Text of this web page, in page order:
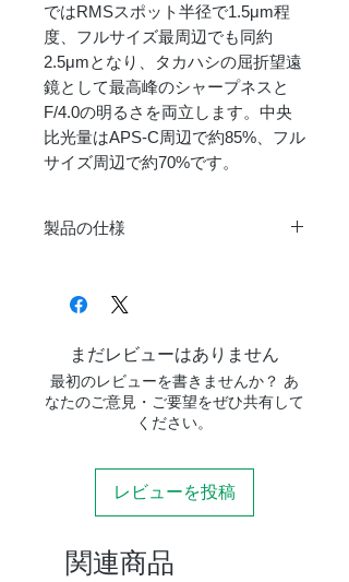
ではRMSスポット半径で1.5μm程
度、フルサイズ最周辺でも同約
2.5μmとなり、タカハシの屈折望遠
鏡として最高峰のシャープネスと
F/4.0の明るさを両立します。中央
比光量はAPS-C周辺で約85%、フル
サイズ周辺で約70%です。
製品の仕様
形式
4群4枚（フロー
ライト搭載）
FCT-65D専用
外径×全長
φ74×136
（※10）
まだレビューはありません
最初のレビューを書きませんか？ あ
なたのご意見・ご要望をぜひ共有して
ください。
レビューを投稿
関連商品